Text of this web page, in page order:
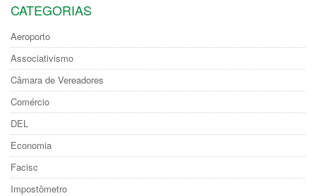
CATEGORIAS
Aeroporto
Associativismo
Câmara de Vereadores
Comércio
DEL
Economia
Facisc
Impostômetro